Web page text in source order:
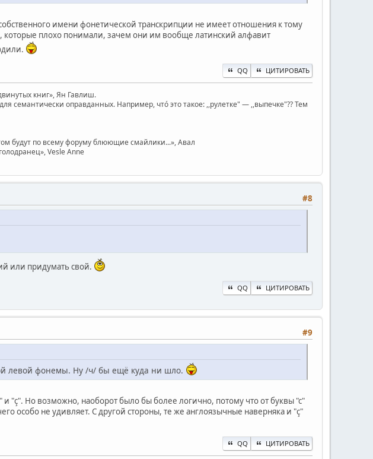
имени фонетической транскрипции не имеет отношения к тому
которые плохо понимали, зачем они им вообще латинский алфавит
QQ ЦИТИРОВАТЬ
книг», Ян Гавлиш.
семантически оправданных. Например, чтó это такое: ,,рулетке" — ,,выпечке"?? Тем
будут по всему форуму блюющие смайлики...», Авал
Vesle Anne
#8
или придумать свой.
QQ ЦИТИРОВАТЬ
#9
левой фонемы. Ну /ч/ бы ещё куда ни шло.
и "ç". Но возможно, наоборот было бы более логично, потому что от буквы "с"
особо не удивляет. С другой стороны, те же англоязычные наверняка и "ç"
QQ ЦИТИРОВАТЬ